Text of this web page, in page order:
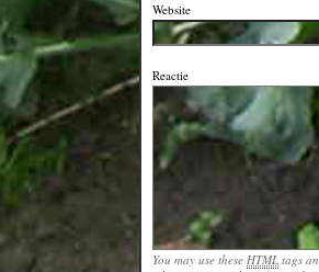
Website
Reactie
You may use these HTML tags